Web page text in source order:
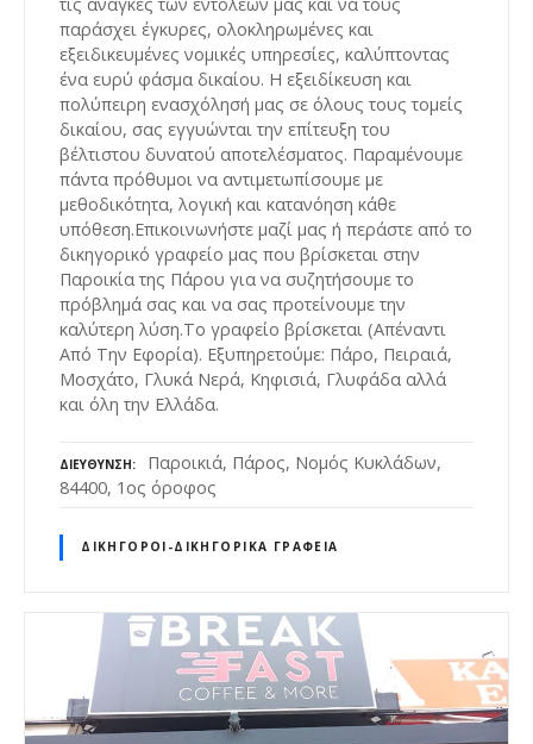
παράσχει έγκυρες, ολοκληρωμένες και
εξειδικευμένες νομικές υπηρεσίες, καλύπτοντας
ένα ευρύ φάσμα δικαίου. Η εξειδίκευση και
πολύπειρη ενασχόλησή μας σε όλους τους τομείς
δικαίου, σας εγγυώνται την επίτευξη του
βέλτιστου δυνατού αποτελέσματος. Παραμένουμε
πάντα πρόθυμοι να αντιμετωπίσουμε με
μεθοδικότητα, λογική και κατανόηση κάθε
υπόθεση.Επικοινωνήστε μαζί μας ή περάστε από το
δικηγορικό γραφείο μας που βρίσκεται στην
Παροικία της Πάρου για να συζητήσουμε το
πρόβλημά σας και να σας προτείνουμε την
καλύτερη λύση.Το γραφείο βρίσκεται (Απέναντι
Από Την Εφορία). Εξυπηρετούμε: Πάρο, Πειραιά,
Μοσχάτο, Γλυκά Νερά, Κηφισιά, Γλυφάδα αλλά
και όλη την Ελλάδα.
ΔΙΕΎΘΥΝΣΗ
Παροικιά, Πάρος, Νομός Κυκλάδων,
84400, 1ος όροφος
ΔΙΚΗΓΌΡΟΙ-ΔΙΚΗΓΟΡΙΚΆ ΓΡΑΦΕΊΑ